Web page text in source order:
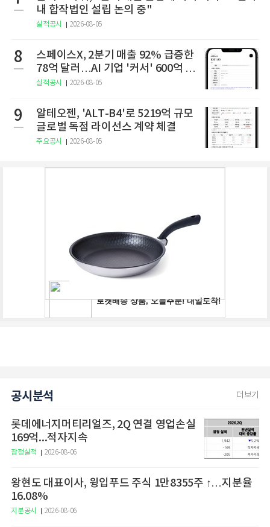
내 합작법인 설립 논의 중"
실적공시 2026-08-05
8
스페이스X, 2분기 매출 92% 급증한
78억 달러…AI 기업 '커서' 600억 달
러에 인수
실적공시 2026-08-05
9
알테오젠, 'ALT-B4'로 5219억 규모
글로벌 독점 라이선스 계약 체결
주요공시 2026-08-05
공시분석 더보기
롯데에너지머티리얼즈, 2Q 연결 영업손실
169억...적자지속
잠정실적 2026-08-06
왕현도 대표이사, 윙입푸드 주식 1만8355주 ↑…지분율
16.08%
지분공시 2026-08-06